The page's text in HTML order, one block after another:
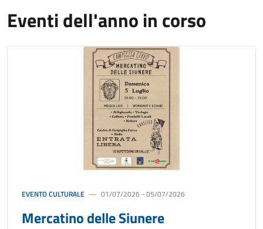
Eventi dell'anno in corso
EVENTO CULTURALE 01/07/2026 - 05/07/2026
Mercatino delle Siunere